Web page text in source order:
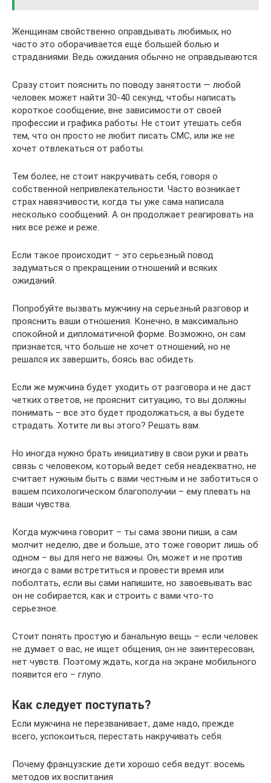
Женщинам свойственно оправдывать любимых, но
часто это оборачивается еще большей болью и
страданиями. Ведь ожидания обычно не оправдываются.
Сразу стоит пояснить по поводу занятости — любой
человек может найти 30-40 секунд, чтобы написать
короткое сообщение, вне зависимости от своей
профессии и графика работы. Не стоит утешать себя
тем, что он просто не любит писать СМС, или же не
хочет отвлекаться от работы.
Тем более, не стоит накручивать себя, говоря о
собственной непривлекательности. Часто возникает
страх навязчивости, когда ты уже сама написала
несколько сообщений. А он продолжает реагировать на
них все реже и реже.
Если такое происходит – это серьезный повод
задуматься о прекращении отношений и всяких
ожиданий.
Попробуйте вызвать мужчину на серьезный разговор и
прояснить ваши отношения. Конечно, в максимально
спокойной и дипломатичной форме. Возможно, он сам
признается, что больше не хочет отношений, но не
решался их завершить, боясь вас обидеть.
Если же мужчина будет уходить от разговора и не даст
четких ответов, не прояснит ситуацию, то вы должны
понимать – все это будет продолжаться, а вы будете
страдать. Хотите ли вы этого? Решать вам.
Но иногда нужно брать инициативу в свои руки и рвать
связь с человеком, который ведет себя неадекватно, не
считает нужным быть с вами честным и не заботиться о
вашем психологическом благополучии – ему плевать на
ваши чувства.
Когда мужчина говорит – ты сама звони пиши, а сам
молчит неделю, две и больше, это тоже говорит лишь об
одном – вы для него не важны. Он, может и не против
иногда с вами встретиться и провести время или
поболтать, если вы сами напишите, но завоевывать вас
он не собирается, как и строить с вами что-то
серьезное.
Стоит понять простую и банальную вещь – если человек
не думает о вас, не ищет общения, он не заинтересован,
нет чувств. Поэтому ждать, когда на экране мобильного
появится его – глупо.
Как следует поступать?
Если мужчина не перезванивает, даме надо, прежде
всего, успокоиться, перестать накручивать себя.
Почему французские дети хорошо себя ведут: восемь
методов их воспитания